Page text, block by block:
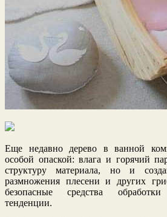
Еще недавно дерево в ванной
особой опаской: влага и горячий
структуру материала, но и
размножения плесени и других
безопасные средства
тенденции.